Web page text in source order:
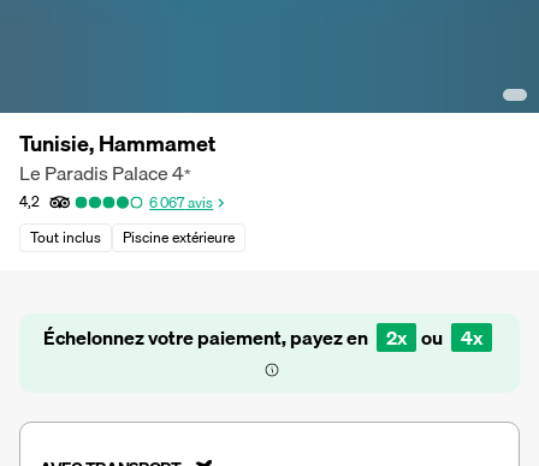
Tunisie, Hammamet
Le Paradis Palace4*
4,2 6 067avis
Tout inclus
Piscine extérieure
Échelonnez votre paiement, payez en 2x ou 4x